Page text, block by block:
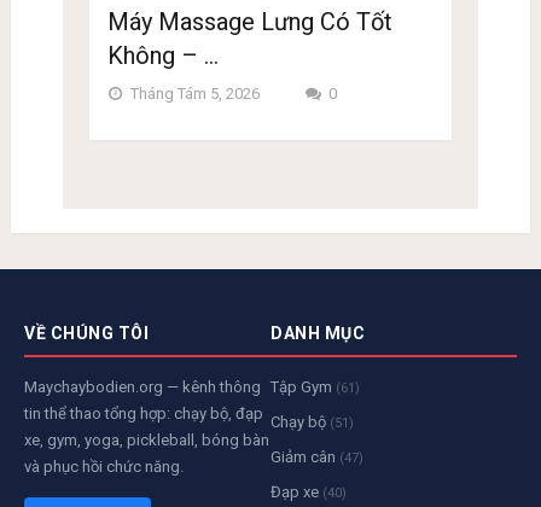
Máy Massage Lưng Có Tốt
Không – …
Tháng Tám 5, 2026 0
VỀ CHÚNG TÔI
Maychaybodien.org — kênh thông
tin thể thao tổng hợp: chạy bộ, đạp
xe, gym, yoga, pickleball, bóng bàn
và phục hồi chức năng.
DANH MỤC
Tập Gym (61)
Chạy bộ (51)
Giảm cân (47)
Đạp xe (40)